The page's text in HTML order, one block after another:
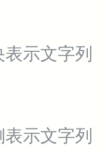
示文字列
示文字列